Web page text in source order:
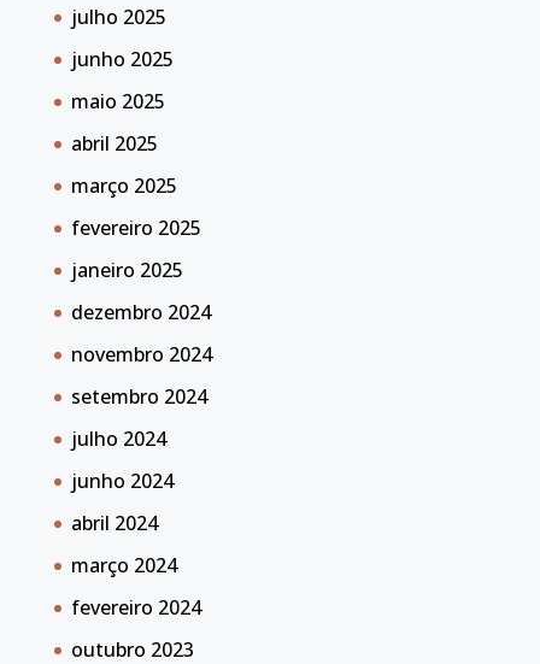
julho 2025
junho 2025
maio 2025
abril 2025
março 2025
fevereiro 2025
janeiro 2025
dezembro 2024
novembro 2024
setembro 2024
julho 2024
junho 2024
abril 2024
março 2024
fevereiro 2024
outubro 2023